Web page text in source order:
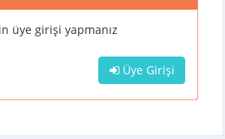
üye girişi yapmanız
Üye Girişi